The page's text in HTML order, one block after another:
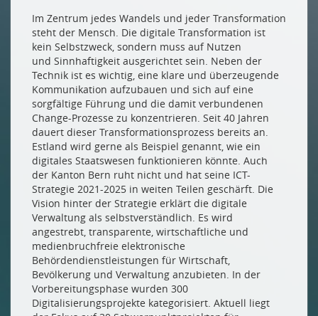
Im Zentrum jedes Wandels und jeder Transformation
steht der Mensch. Die digitale Transformation ist
kein Selbstzweck, sondern muss auf Nutzen
und Sinnhaftigkeit ausgerichtet sein. Neben der
Technik ist es wichtig, eine klare und überzeugende
Kommunikation aufzubauen und sich auf eine
sorgfältige Führung und die damit verbundenen
Change-Prozesse zu konzentrieren. Seit 40 Jahren
dauert dieser Transformationsprozess bereits an.
Estland wird gerne als Beispiel genannt, wie ein
digitales Staatswesen funktionieren könnte. Auch
der Kanton Bern ruht nicht und hat seine ICT-
Strategie 2021-2025 in weiten Teilen geschärft. Die
Vision hinter der Strategie erklärt die digitale
Verwaltung als selbstverständlich. Es wird
angestrebt, transparente, wirtschaftliche und
medienbruchfreie elektronische
Behördendienstleistungen für Wirtschaft,
Bevölkerung und Verwaltung anzubieten. In der
Vorbereitungsphase wurden 300
Digitalisierungsprojekte kategorisiert. Aktuell liegt